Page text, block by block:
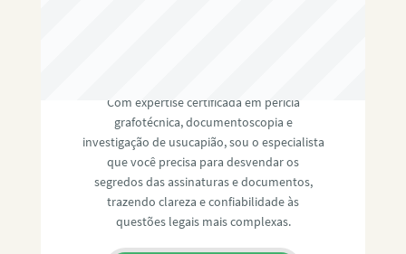
Com expertise certificada em perícia
grafotécnica, documentoscopia e
investigação de usucapião, sou o especialista
que você precisa para desvendar os
segredos das assinaturas e documentos,
trazendo clareza e confiabilidade às
questões legais mais complexas.